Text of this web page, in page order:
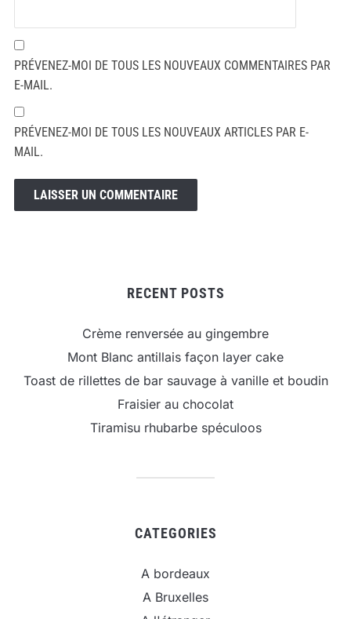
PRÉVENEZ-MOI DE TOUS LES NOUVEAUX COMMENTAIRES PAR
E-MAIL.
PRÉVENEZ-MOI DE TOUS LES NOUVEAUX ARTICLES PAR E-
MAIL.
RECENT POSTS
Crème renversée au gingembre
Mont Blanc antillais façon layer cake
Toast de rillettes de bar sauvage à vanille et boudin
Fraisier au chocolat
Tiramisu rhubarbe spéculoos
CATEGORIES
A bordeaux
A Bruxelles